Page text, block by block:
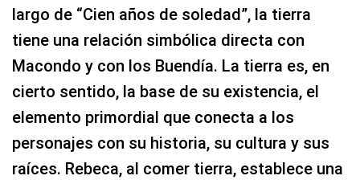
largo de “Cien años de soledad”, la tierra
tiene una relación simbólica directa con
Macondo y con los Buendía. La tierra es, en
cierto sentido, la base de su existencia, el
elemento primordial que conecta a los
personajes con su historia, su cultura y sus
raíces. Rebeca, al comer tierra, establece una